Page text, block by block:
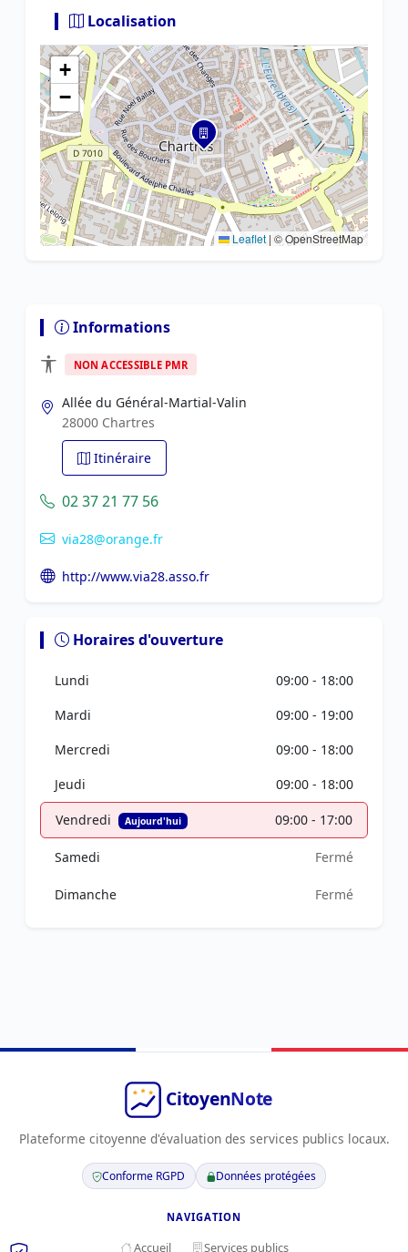
Localisation
+
−
Leaflet | © OpenStreetMap
Informations
NON ACCESSIBLE PMR
Allée du Général-Martial-Valin
28000 Chartres
Itinéraire
02 37 21 77 56
via28@orange.fr
http://www.via28.asso.fr
Horaires d'ouverture
Lundi
09:00 - 18:00
Mardi
09:00 - 19:00
Mercredi
09:00 - 18:00
Jeudi
09:00 - 18:00
Vendredi Aujourd'hui 09:00 - 17:00
Samedi Fermé
Dimanche Fermé
Plateforme citoyenne d'évaluation des services publics locaux.
Conforme RGPD Données protégées
NAVIGATION
Accueil Services publics